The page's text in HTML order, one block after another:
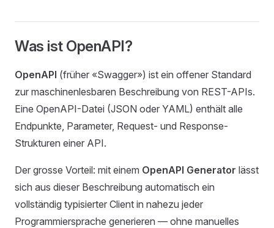
Was ist OpenAPI?
OpenAPI (früher «Swagger») ist ein offener Standard
zur maschinenlesbaren Beschreibung von REST-APIs.
Eine OpenAPI-Datei (JSON oder YAML) enthält alle
Endpunkte, Parameter, Request- und Response-
Strukturen einer API.
Der grosse Vorteil: mit einem OpenAPI Generator lässt
sich aus dieser Beschreibung automatisch ein
vollständig typisierter Client in nahezu jeder
Programmiersprache generieren — ohne manuelles